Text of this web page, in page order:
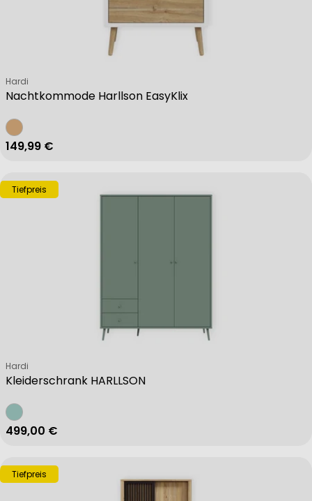
Nachtkommode Harllson EasyKlix
Verkäufer:
Hardi
Regulärer Preis
149,99 €
Tiefpreis
Kleiderschrank HARLLSON
Verkäufer:
Hardi
Regulärer Preis
499,00 €
Tiefpreis